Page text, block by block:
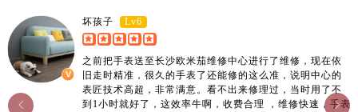
坏孩子 Lv6
之前把手表送至长沙欧米茄维修中心进行了维修，现在依
旧走时精准，很久的手表了还能修的这么准，说明中心的
表匠技术高超，非常满意。看不出来修理过，当时用了不
到1小时就好了，这效率牛啊，收费合理 ，维修快速，手表

